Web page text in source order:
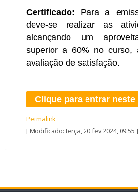
Certificado: Para a
deve-se realizar as
alcançando um
superior a 60% no curso,
avaliação de satisfação.
Clique para entrar neste
Permalink
[ Modificado: terça, 20 fev 2024, 09:55 ]